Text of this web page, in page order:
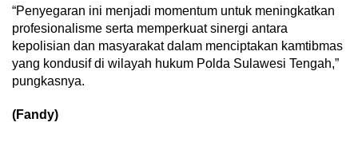
“Penyegaran ini menjadi momentum untuk meningkatkan
profesionalisme serta memperkuat sinergi antara
kepolisian dan masyarakat dalam menciptakan kamtibmas
yang kondusif di wilayah hukum Polda Sulawesi Tengah,”
pungkasnya.
(Fandy)